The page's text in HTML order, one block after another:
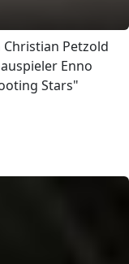
Petzold
Enno
Stars"